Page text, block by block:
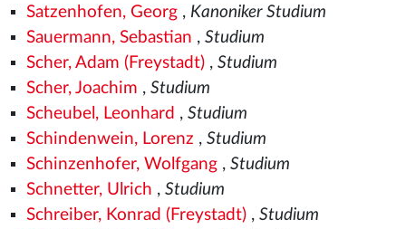
Satzenhofen, Georg, Kanoniker Studium
Sauermann, Sebastian , Studium
Scher, Adam (Freystadt), Studium
Scher, Joachim , Studium
Scheubel, Leonhard , Studium
Schindenwein, Lorenz , Studium
Schinzenhofer, Wolfgang, Studium
Schnetter, Ulrich , Studium
Schreiber, Konrad (Freystadt), Studium